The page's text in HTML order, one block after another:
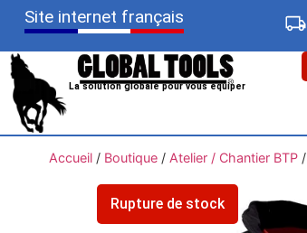
Site internet français
La solution globale pour vous équiper
Accueil/ Boutique/ Atelier / Chantier BTP/
Rupture de stock